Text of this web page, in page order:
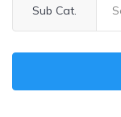
Sub Cat.